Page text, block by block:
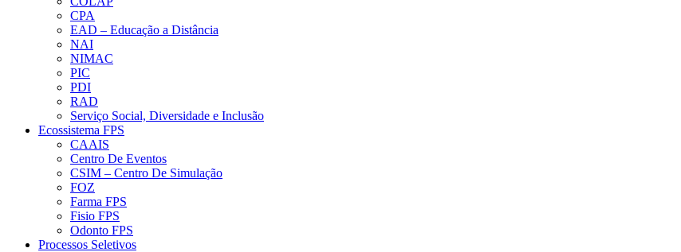
CPA
EAD – Educação a Distância
NAI
NIMAC
PIC
PDI
RAD
Serviço Social, Diversidade e Inclusão
Ecossistema FPS
CAAIS
Centro De Eventos
CSIM – Centro De Simulação
FOZ
Farma FPS
Fisio FPS
Odonto FPS
Processos Seletivos